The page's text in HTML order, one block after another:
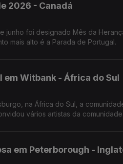
2026 - Canadá
junho foi designado Mês da
mais alto é a Parada de Portugal.
em Witbank - África do Sul
na África do Sul, a
vários artistas da comunidade.
em Peterborough -